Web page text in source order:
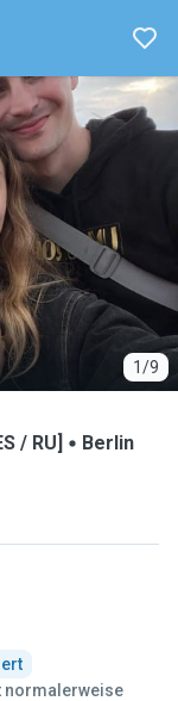
1/9
/ RU]
Berlin
normalerweise